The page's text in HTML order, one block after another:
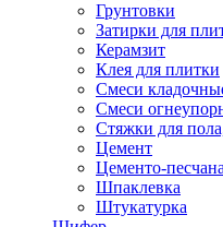
Грунтовки
Затирки для
Керамзит
Клея для плитки
Смеси
Смеси
Стяжки для
Цемент
Цементо-
Шпаклевка
Штукатурка